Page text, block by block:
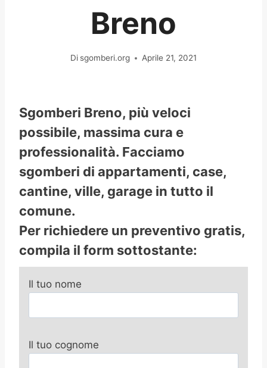
Breno
Di sgomberi.org Aprile 21, 2021
Sgomberi Breno, più veloci
possibile, massima cura e
professionalità. Facciamo
sgomberi di appartamenti, case,
cantine, ville, garage in tutto il
comune.
Per richiedere un preventivo gratis,
compila il form sottostante:
Il tuo nome
Il tuo cognome